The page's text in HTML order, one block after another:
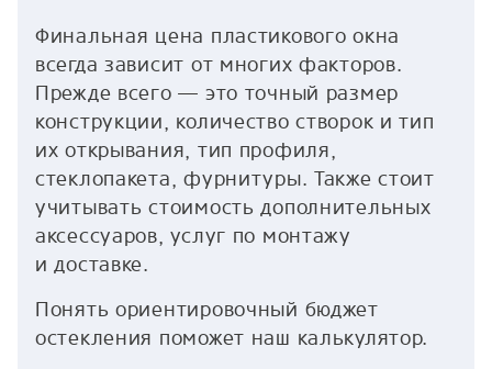
Финальная цена пластикового окна
всегда зависит от многих факторов.
Прежде всего — это точный размер
конструкции, количество створок и тип
их открывания, тип профиля,
стеклопакета, фурнитуры. Также стоит
учитывать стоимость дополнительных
аксессуаров, услуг по монтажу
и доставке.
Понять ориентировочный бюджет
остекления поможет наш калькулятор.